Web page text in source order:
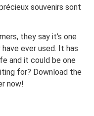
souvenirs sont
they say it’s one
ever used. It has
and it could be one
for? Download the
now!